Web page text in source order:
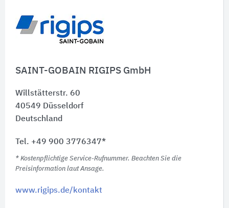
SAINT-GOBAIN RIGIPS GmbH
Willstätterstr. 60
40549 Düsseldorf
Deutschland
Tel. +49 900 3776347*
* Kostenpflichtige Service-Rufnummer. Beachten Sie die
Preisinformation laut Ansage.
www.rigips.de/kontakt